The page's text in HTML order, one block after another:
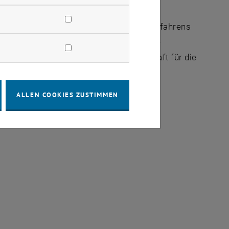
für Schritt verbessern können.
Entwicklung eines kombinierten Verfahrens
entscheidenden Parameter, und die
Tag aufs neue meine Leidenschaft für die
ALLEN COOKIES ZUSTIMMEN